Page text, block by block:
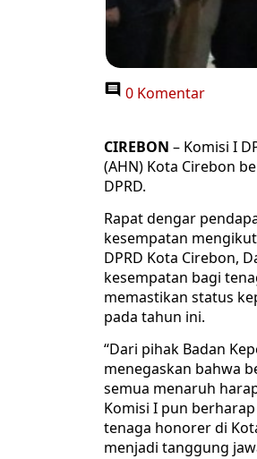
0 Komentar
CIREBON – Komisi I
(AHN) Kota Cirebon
DPRD.
Rapat dengar
kesempatan
DPRD Kota Cirebon,
kesempatan bagi
memastikan status
pada tahun ini.
“Dari pihak Badan
menegaskan bahwa
semua menaruh
Komisi I pun
tenaga honorer di
menjadi tanggung